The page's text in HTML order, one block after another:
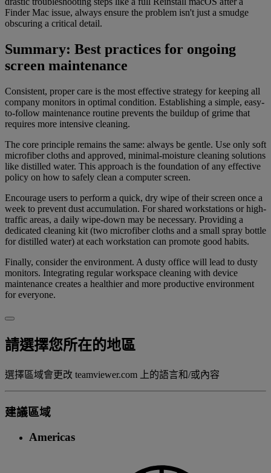
Finder Mac issue, always ensure the problem isn't just a smudge
obscuring a critical detail.
Summary: Best practices for ongoing
screen maintenance
Consistent, proper care is the most effective strategy for keeping all
company monitors in optimal condition. Establishing a simple, easy-
to-follow maintenance routine prevents the buildup of grime that
requires more intensive cleaning.
The core principle remains the same: always be gentle. Use only soft
microfiber cloths and approved, minimal-moisture cleaning solutions
like distilled water. This approach is the foundation of any effective
policy on how to safely clean a computer screen.
Encourage users to perform a quick, dry wipe of their screen once a
week to prevent dust accumulation. For shared workstations or high-
traffic areas, a daily wipe-down may be necessary. Providing a
dedicated cleaning kit (two microfiber cloths and a small spray bottle
for distilled water) at each workstation can promote good habits.
Finally, consider the environment. A dusty office will lead to dusty
monitors. Integrating regular workspace cleaning with device
maintenance creates a healthier and more productive environment
for everyone.
請選擇您所在的地區
選擇區域會更改 teamviewer.com 上的語言和/或內容
建議區域
Americas